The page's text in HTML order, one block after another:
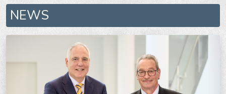
NEWS